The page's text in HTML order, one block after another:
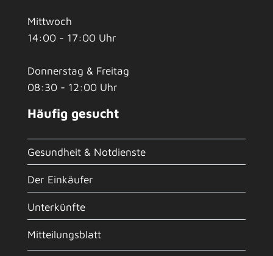
Mittwoch
14:00 - 17:00 Uhr
Donnerstag & Freitag
08:30 - 12:00 Uhr
Häufig gesucht
Gesundheit & Notdienste
Der Einkäufer
Unterkünfte
Mitteilungsblatt